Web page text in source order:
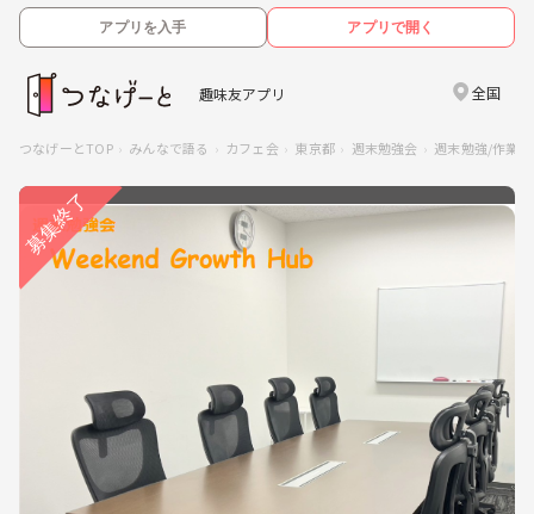
アプリを入手 アプリで開く
趣味友アプリ 全国
つなげーとTOP みんなで語る カフェ会 東京都 週末勉強会 週末勉強/作業